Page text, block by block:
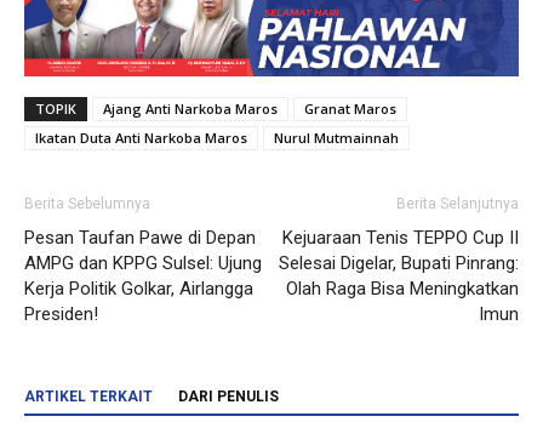
TOPIK Ajang Anti Narkoba Maros
Granat Maros
Ikatan Duta Anti Narkoba Maros
Nurul Mutmainnah
Berita Sebelumnya
Pesan Taufan Pawe di Depan
AMPG dan KPPG Sulsel: Ujung
Kerja Politik Golkar, Airlangga
Presiden!
Berita Selanjutnya
Kejuaraan Tenis TEPPO Cup II
Selesai Digelar, Bupati Pinrang:
Olah Raga Bisa Meningkatkan
Imun
ARTIKEL TERKAIT DARI PENULIS